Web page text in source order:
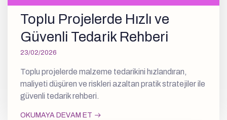
Toplu Projelerde Hızlı ve
Güvenli Tedarik Rehberi
23/02/2026
Toplu projelerde malzeme tedarikini hızlandıran,
maliyeti düşüren ve riskleri azaltan pratik stratejiler ile
güvenli tedarik rehberi.
OKUMAYA DEVAM ET